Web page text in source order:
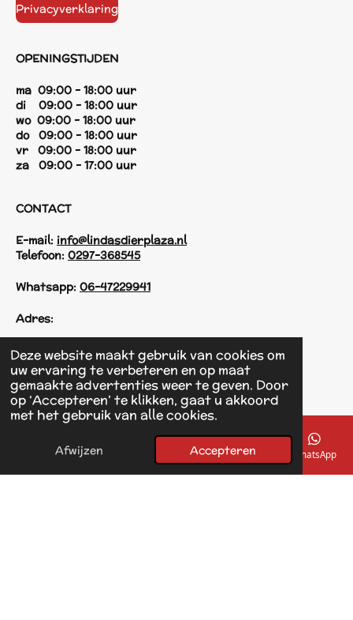
Deze website maakt gebruik van cookies om
uw ervaring te verbeteren en op maat
gemaakte advertenties weer te geven. Door
op ‘Accepteren’ te klikken, gaat u akkoord
met het gebruik van alle cookies.
Afwijzen Accepteren
Privacyverklaring
OPENINGSTIJDEN
ma 09:00 - 18:00 uur
di 09:00 - 18:00 uur
wo 09:00 - 18:00 uur
do 09:00 - 18:00 uur
vr 09:00 - 18:00 uur
za 09:00 - 17:00 uur
CONTACT
E-mail: info@lindasdierplaza.nl
Telefoon: 0297-368545
Whatsapp: 06-47229941
Adres:
Einsteinstraat 125
1433 KH Kudelstaart
F
a
o
© 2017 - 2026 Linda's Dierplaza
E-mailadres Telefoonnummer Kaart Facebook WhatsApp